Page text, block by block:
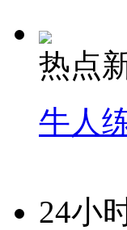
热点
牛人
24小